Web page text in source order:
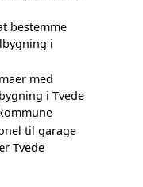
bestemme
i
med
i Tvede
til garage
Tvede